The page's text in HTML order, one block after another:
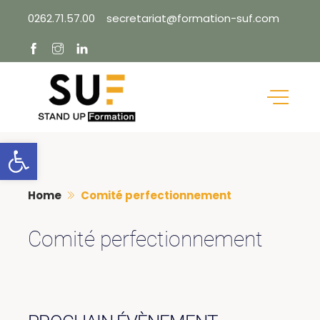
content
0262.71.57.00 secretariat@formation-suf.com
Home Comité perfectionnement
Comité perfectionnement
Ouvrir la barre d’outils